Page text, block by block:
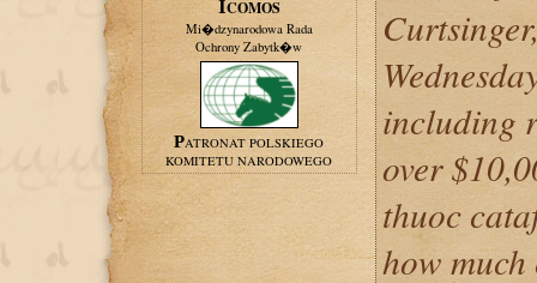
ICOMOS
Mi�dzynarodowa Rada
Ochrony Zabytk�w
PATRONAT POLSKIEGO
KOMITETU NARODOWEGO
including
over
thuoc
how